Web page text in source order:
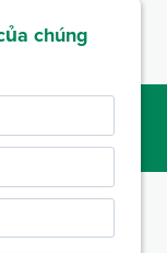
chúng